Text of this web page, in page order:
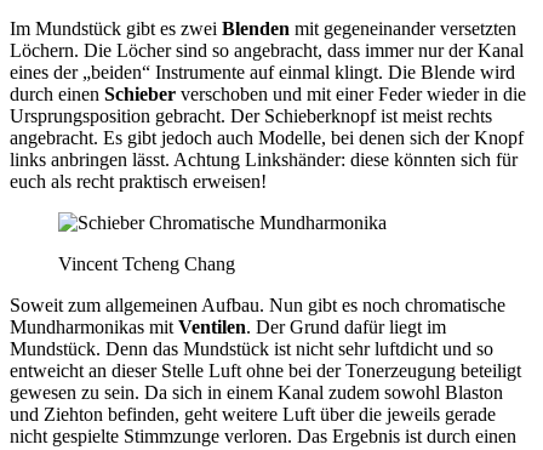
Im Mundstück gibt es zwei Blenden mit gegeneinander versetzten
Löchern. Die Löcher sind so angebracht, dass immer nur der Kanal
eines der „beiden“ Instrumente auf einmal klingt. Die Blende wird
durch einen Schieber verschoben und mit einer Feder wieder in die
Ursprungsposition gebracht. Der Schieberknopf ist meist rechts
angebracht. Es gibt jedoch auch Modelle, bei denen sich der Knopf
links anbringen lässt. Achtung Linkshänder: diese könnten sich für
euch als recht praktisch erweisen!
Vincent Tcheng Chang
Soweit zum allgemeinen Aufbau. Nun gibt es noch chromatische
Mundharmonikas mit Ventilen. Der Grund dafür liegt im
Mundstück. Denn das Mundstück ist nicht sehr luftdicht und so
entweicht an dieser Stelle Luft ohne bei der Tonerzeugung beteiligt
gewesen zu sein. Da sich in einem Kanal zudem sowohl Blaston
und Ziehton befinden, geht weitere Luft über die jeweils gerade
nicht gespielte Stimmzunge verloren. Das Ergebnis ist durch einen